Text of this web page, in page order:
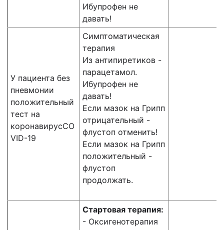
Ибупрофен не
давать!
У пациента без
пневмонии
положительный
тест на
коронавирусСО
VID-19
Симптоматическая
терапия
Из антипиретиков -
парацетамол.
Ибупрофен не
давать!
Если мазок на Грипп
отрицательный -
флустоп отменить!
Если мазок на Грипп
положительный -
флустоп
продолжать.
Стартовая терапия:
- Оксигенотерапия